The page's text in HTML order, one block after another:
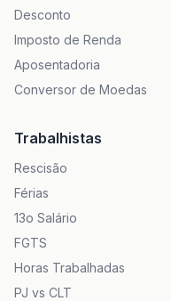
Desconto
Imposto de Renda
Aposentadoria
Conversor de Moedas
Trabalhistas
Rescisão
Férias
13o Salário
FGTS
Horas Trabalhadas
PJ vs CLT